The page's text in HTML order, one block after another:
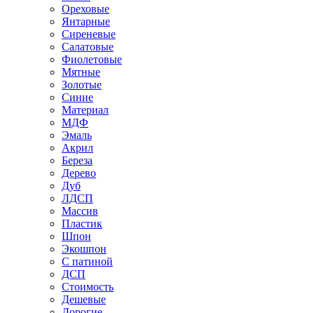
Ореховые
Янтарные
Сиреневые
Салатовые
Фиолетовые
Мятные
Золотые
Синие
Материал
МДФ
Эмаль
Акрил
Береза
Дерево
Дуб
ЛДСП
Массив
Пластик
Шпон
Экошпон
С патиной
ДСП
Стоимость
Дешевые